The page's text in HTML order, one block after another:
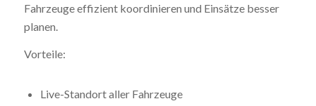
Fahrzeuge effizient koordinieren und Einsätze besser
planen.
Vorteile:
Live-Standort aller Fahrzeuge